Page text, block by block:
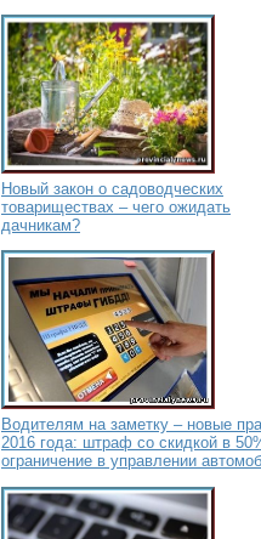
Новый закон о садоводческих
товариществах – чего ожидать
дачникам?
Водителям на заметку – новые
2016 года: штраф со скидкой в
ограничение в управлении